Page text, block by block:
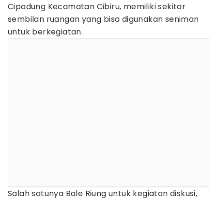
Cipadung Kecamatan Cibiru, memiliki sekitar
sembilan ruangan yang bisa digunakan seniman
untuk berkegiatan.
Salah satunya Bale Riung untuk kegiatan diskusi,